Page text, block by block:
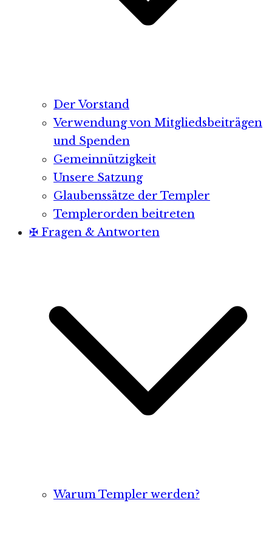
Der Vorstand
Verwendung von Mitgliedsbeiträgen
und Spenden
Gemeinnützigkeit
Unsere Satzung
Glaubenssätze der Templer
Templerorden beitreten
✠ Fragen & Antworten
Warum Templer werden?